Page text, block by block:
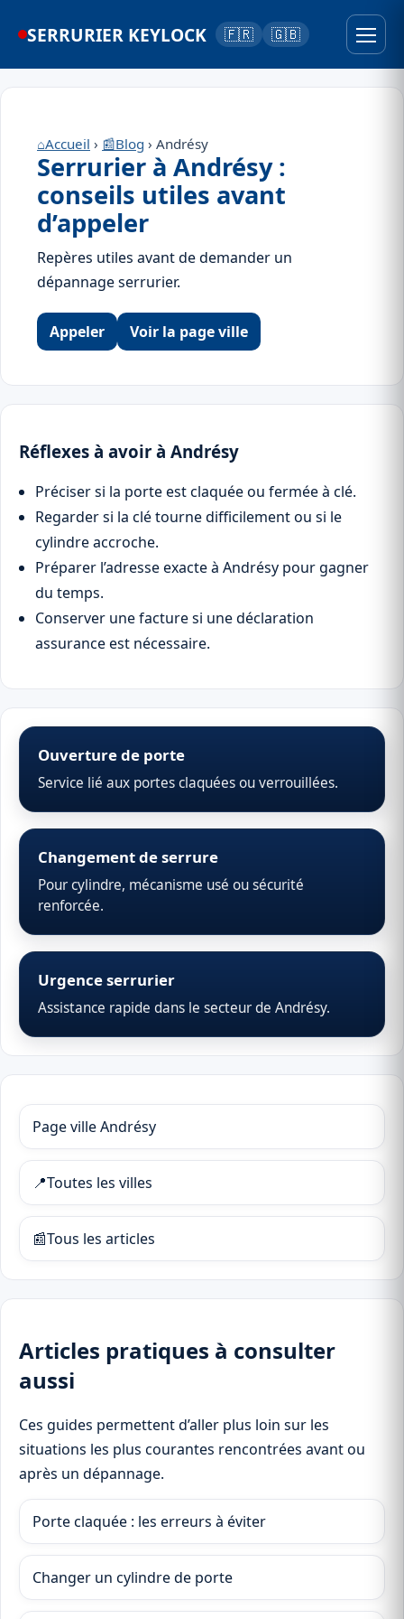
SERRURIER KEYLOCK 🇫🇷 🇬🇧
⌂Accueil › 📰Blog › Andrésy
Serrurier à Andrésy :
conseils utiles avant
d’appeler
Repères utiles avant de demander un
dépannage serrurier.
Appeler Voir la page ville
Réflexes à avoir à Andrésy
Préciser si la porte est claquée ou fermée à clé.
Regarder si la clé tourne difficilement ou si le
cylindre accroche.
Préparer l’adresse exacte à Andrésy pour gagner
du temps.
Conserver une facture si une déclaration
assurance est nécessaire.
Ouverture de porte
Service lié aux portes claquées ou verrouillées.
Changement de serrure
Pour cylindre, mécanisme usé ou sécurité
renforcée.
Urgence serrurier
Assistance rapide dans le secteur de Andrésy.
Page ville Andrésy
📍Toutes les villes
📰Tous les articles
Articles pratiques à consulter
aussi
Ces guides permettent d’aller plus loin sur les
situations les plus courantes rencontrées avant ou
après un dépannage.
Porte claquée : les erreurs à éviter
Changer un cylindre de porte